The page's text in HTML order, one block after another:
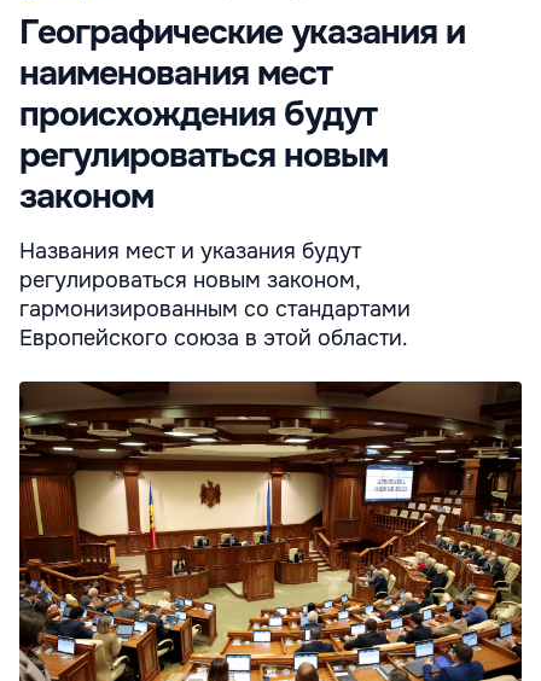
Географические указания и
наименования мест
происхождения будут
регулироваться новым
законом
Названия мест и указания будут
регулироваться новым законом,
гармонизированным со стандартами
Европейского союза в этой области.